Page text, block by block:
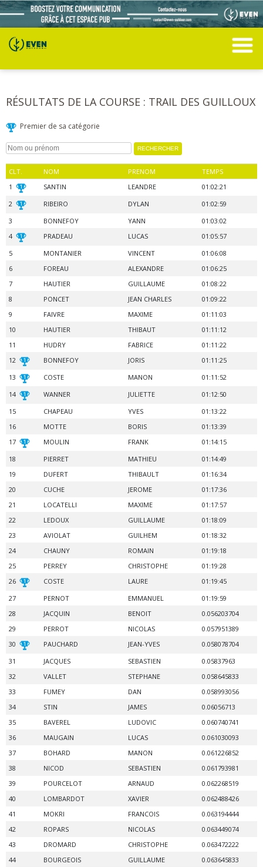
RÉSULTATS DE LA COURSE : TRAIL DES GUILLOUX
Premier de sa catégorie
CLT. NOM PRENOM
TEMPS
1
SANTIN LEANDRE
01:02:21
2
RIBEIRO DYLAN
01:02:59
3
BONNEFOY YANN
01:03:02
4
PRADEAU LUCAS
01:05:57
5
MONTANIER VINCENT
01:06:08
6
FOREAU ALEXANDRE
01:06:25
7
HAUTIER GUILLAUME
01:08:22
8
PONCET JEAN CHARLES
01:09:22
9
FAIVRE MAXIME
01:11:03
10
HAUTIER THIBAUT
01:11:12
11
HUDRY FABRICE
01:11:22
12
BONNEFOY JORIS
01:11:25
13
COSTE MANON
01:11:52
14
WANNER JULIETTE
01:12:50
15
CHAPEAU YVES
01:13:22
16
MOTTE BORIS
01:13:39
17
MOULIN FRANK
01:14:15
18
PIERRET MATHIEU
01:14:49
19
DUFERT THIBAULT
01:16:34
20
CUCHE JEROME
01:17:36
21
LOCATELLI MAXIME
01:17:57
22
LEDOUX GUILLAUME
01:18:09
23
AVIOLAT GUILHEM
01:18:32
24
CHAUNY ROMAIN
01:19:18
25
PERREY CHRISTOPHE
01:19:28
26
COSTE LAURE
01:19:45
27
PERNOT EMMANUEL
01:19:59
28
JACQUIN BENOIT
0.056203704
29
PERROT NICOLAS
0.057951389
30
PAUCHARD JEAN-YVES
0.058078704
31
JACQUES SEBASTIEN
0.05837963
32
VALLET STEPHANE
0.058645833
33
FUMEY DAN
0.058993056
34
STIN JAMES
0.06056713
35
BAVEREL LUDOVIC
0.060740741
36
MAUGAIN LUCAS
0.061030093
37
BOHARD MANON
0.061226852
38
NICOD SEBASTIEN
0.061793981
39
POURCELOT ARNAUD
0.062268519
40
LOMBARDOT XAVIER
0.062488426
41
MOKRI FRANCOIS
0.063194444
42
ROPARS NICOLAS
0.063449074
43
DROMARD CHRISTOPHE
0.063472222
44
BOURGEOIS GUILLAUME
0.063645833